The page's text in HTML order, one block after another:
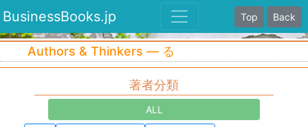
BusinessBooks.jp Top Back
Authors & Thinkers — る
著者分類
ALL